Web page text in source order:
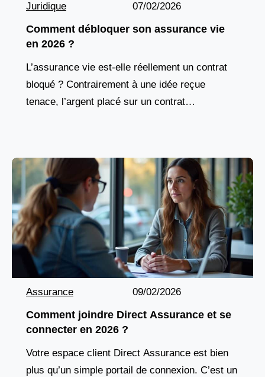
Juridique 07/02/2026
Comment débloquer son assurance vie
en 2026 ?
L’assurance vie est-elle réellement un contrat
bloqué ? Contrairement à une idée reçue
tenace, l’argent placé sur un contrat
Assurance 09/02/2026
Comment joindre Direct Assurance et se
connecter en 2026 ?
Votre espace client Direct Assurance est bien
plus qu’un simple portail de connexion. C’est un